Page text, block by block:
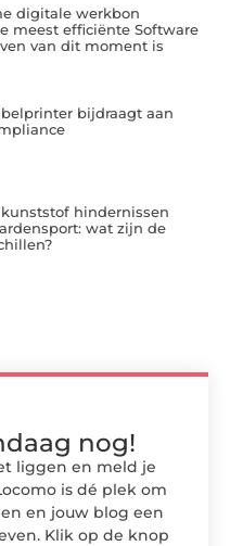
digitale werkbon
meest efficiënte Software
van dit moment is
bijdraagt aan
hindernissen
wat zijn de
nog!
liggen en meld je
is dé plek om
en jouw blog een
Klik op de knop